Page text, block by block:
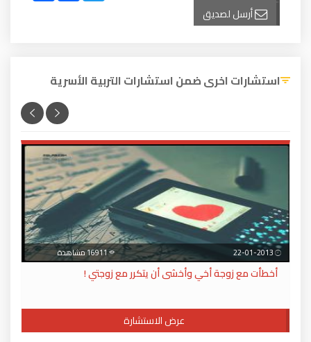
أرسل لصديق
استشارات اخرى ضمن استشارات التربية الأسرية
16911 مشاهدة
أخطأت مع زوجة أخي وأخشى أن يتكرر مع زوجتي !
عرض الاستشارة